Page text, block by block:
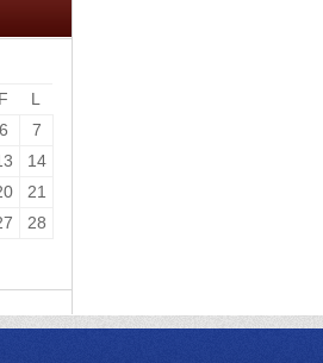
F
L
6
7
14
21
28